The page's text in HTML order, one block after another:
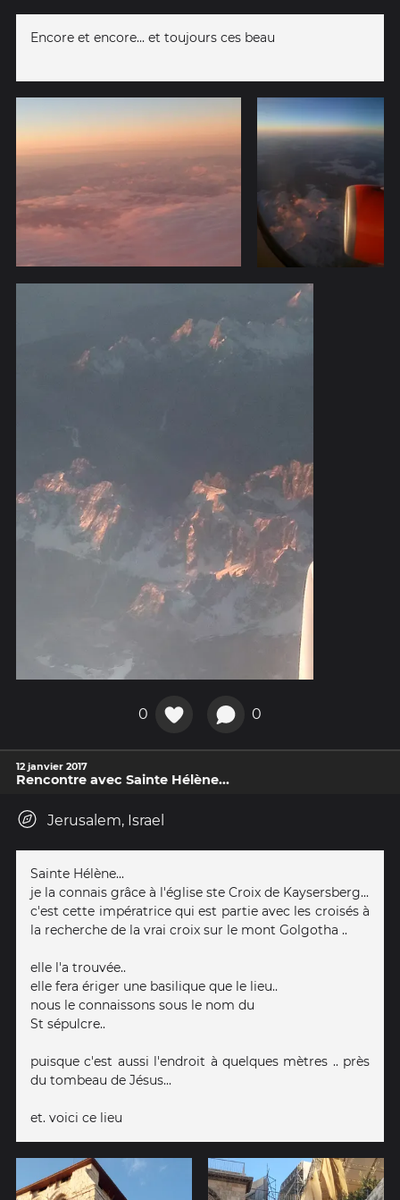
Encore et encore... et toujours ces beau
0 0
12 janvier 2017
Rencontre avec Sainte Hélène...
Jerusalem, Israel
Sainte Hélène...
je la connais grâce à l'église ste Croix de Kaysersberg...
c'est cette impératrice qui est partie avec les croisés à
la recherche de la vrai croix sur le mont Golgotha ..
elle l'a trouvée..
elle fera ériger une basilique que le lieu..
nous le connaissons sous le nom du
St sépulcre..
puisque c'est aussi l'endroit à quelques mètres .. près
du tombeau de Jésus...
et. voici ce lieu